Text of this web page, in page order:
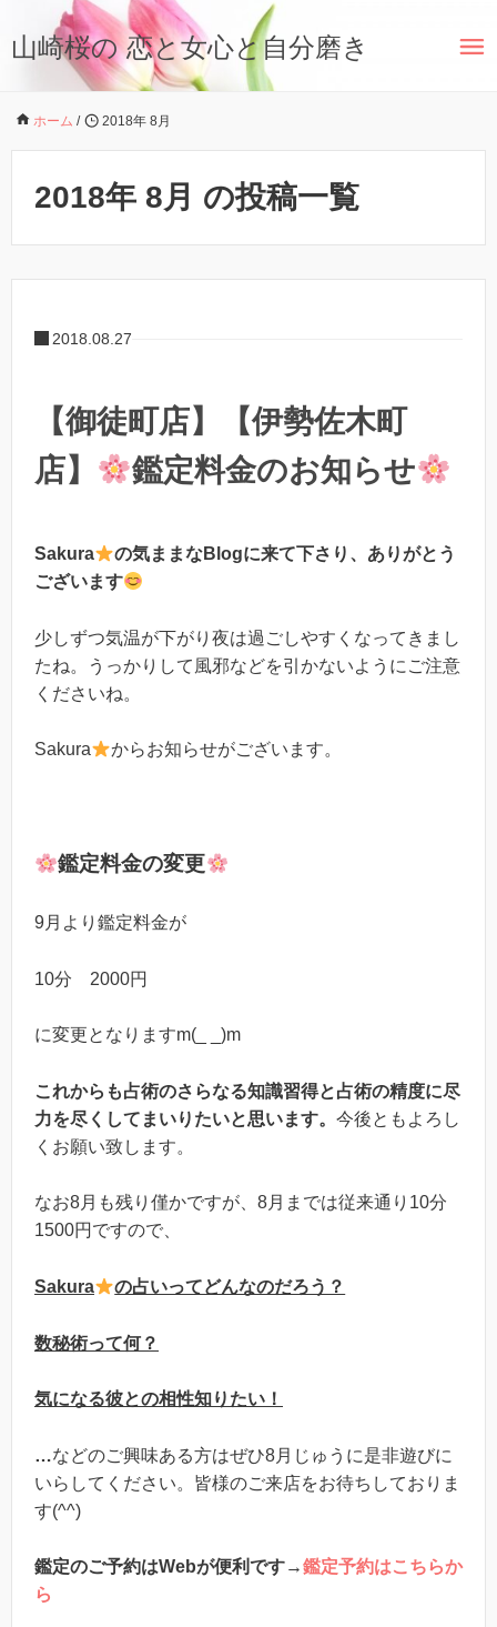
山崎桜の 恋と女心と自分磨き
ホーム / 2018年 8月
2018年 8月 の投稿一覧
2018.08.27
【御徒町店】【伊勢佐木町
店】
鑑定料金のお知らせ
Sakura
の気ままなBlogに来て下さり、ありがとう
ございます
少しずつ気温が下がり夜は過ごしやすくなってきまし
たね。うっかりして風邪などを引かないようにご注意
くださいね。
Sakura からお知らせがございます。
鑑定料金の変更
9月より鑑定料金が
10分 2000円
に変更となりますm(_ _)m
これからも占術のさらなる知識習得と占術の精度に尽
力を尽くしてまいりたいと思います。 今後ともよろし
くお願い致します。
なお8月も残り僅かですが、8月までは従来通り10分
1500円ですので、
Sakura の占いってどんなのだろう？
数秘術って何？
気になる彼との相性知りたい！
…などのご興味ある方はぜひ8月じゅうに是非遊びに
いらしてください。皆様のご来店をお待ちしておりま
す(^^)
鑑定のご予約はWebが便利です→鑑定予約はこちらか
ら